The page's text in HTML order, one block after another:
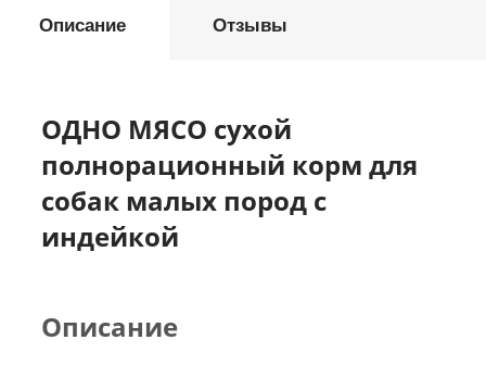
Описание Отзывы
ОДНО МЯСО сухой
полнорационный корм для
собак малых пород с
индейкой
Описание